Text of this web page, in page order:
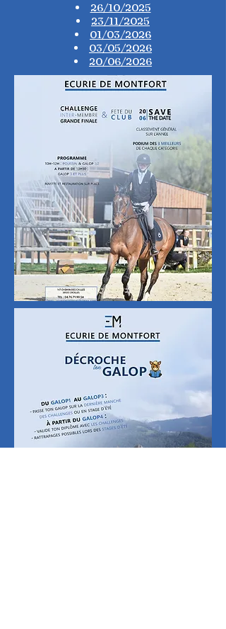
26/10/2025
23/11/2025
01/03/2026
03/05/2026
20/06/2026